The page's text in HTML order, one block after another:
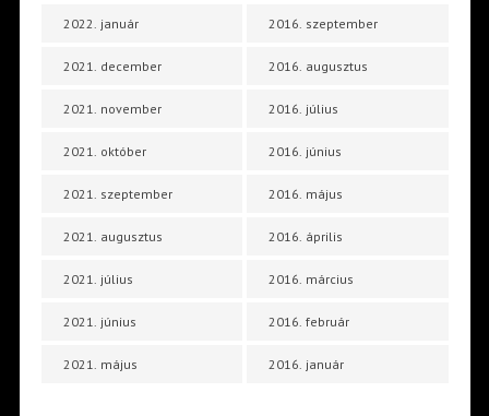
2022. január
2021. december
2021. november
2021. október
2021. szeptember
2021. augusztus
2021. július
2021. június
2021. május
2016. szeptember
2016. augusztus
2016. július
2016. június
2016. május
2016. április
2016. március
2016. február
2016. január